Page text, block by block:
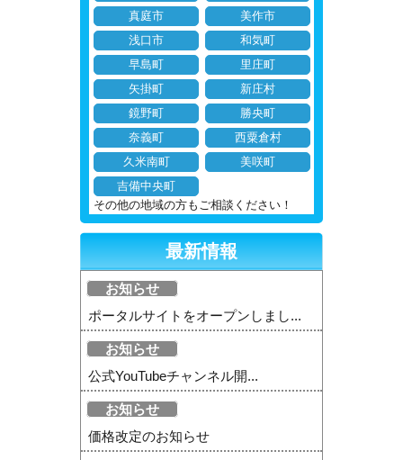
真庭市
美作市
浅口市
和気町
早島町
里庄町
矢掛町
新庄村
鏡野町
勝央町
奈義町
西粟倉村
久米南町
美咲町
吉備中央町
その他の地域の方もご相談ください！
最新情報
お知らせ
ポータルサイトをオープンしまし...
お知らせ
公式YouTubeチャンネル開...
お知らせ
価格改定のお知らせ